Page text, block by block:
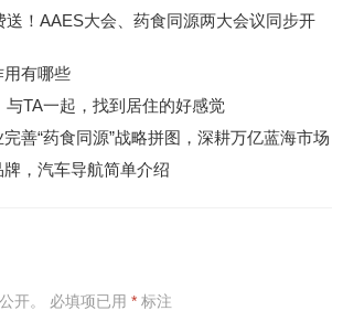
送！AAES大会、药食同源两大会议同步开
用有哪些
与TA一起，找到居住的好感觉
善“药食同源”战略拼图，深耕万亿蓝海市场
，汽车导航简单介绍
开。 必填项已用 * 标注